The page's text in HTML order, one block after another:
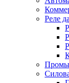
Реле